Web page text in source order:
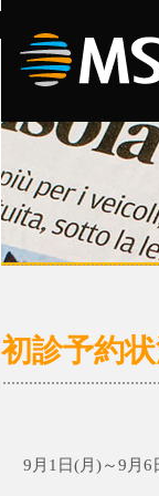
初診予約
9月1日(月)～9月6